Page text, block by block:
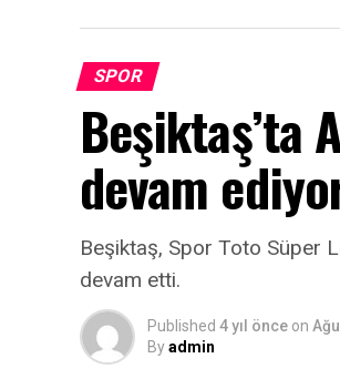
SPOR
Beşiktaş’ta
devam
Beşiktaş, Spor Toto Süper
devam etti.
Published 4 yıl önce on
Byadmin